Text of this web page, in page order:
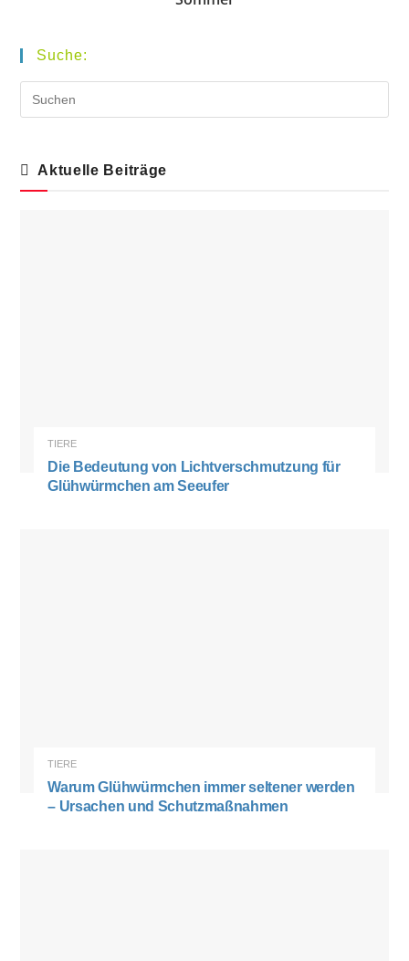
Suche:
Aktuelle Beiträge
TIERE
Die Bedeutung von Lichtverschmutzung für
Glühwürmchen am Seeufer
TIERE
Warum Glühwürmchen immer seltener werden
– Ursachen und Schutzmaßnahmen